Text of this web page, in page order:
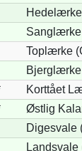
Sanglærke
Toplærke
Korttået
Østlig
Digesvale